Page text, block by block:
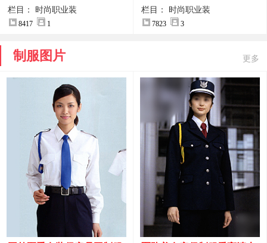
业装图片
栏目： 时尚职业装
8417 1
服装图片
栏目： 时尚职业装
7823 3
制服图片 更多